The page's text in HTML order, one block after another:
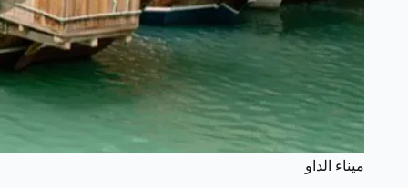
ميناء الداو